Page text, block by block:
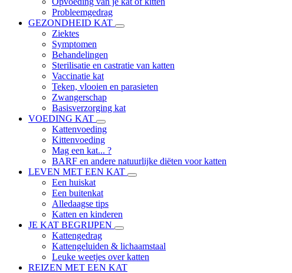
Probleemgedrag
GEZONDHEID KAT
Ziektes
Symptomen
Behandelingen
Sterilisatie en castratie van katten
Vaccinatie kat
Teken, vlooien en parasieten
Zwangerschap
Basisverzorging kat
VOEDING KAT
Kattenvoeding
Kittenvoeding
Mag een kat... ?
BARF en andere natuurlijke diëten voor katten
LEVEN MET EEN KAT
Een huiskat
Een buitenkat
Alledaagse tips
Katten en kinderen
JE KAT BEGRIJPEN
Kattengedrag
Kattengeluiden & lichaamstaal
Leuke weetjes over katten
REIZEN MET EEN KAT